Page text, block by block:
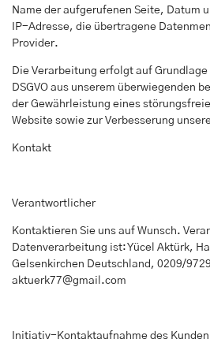
Name der aufgerufenen Seite, Datum
IP-Adresse, die übertragene
Provider.
Die Verarbeitung erfolgt auf
DSGVO aus unserem überwiegenden
der Gewährleistung eines
Website sowie zur Verbesserung
Kontakt
Verantwortlicher
Kontaktieren Sie uns auf Wunsch.
Datenverarbeitung ist: Yücel Aktürk,
Gelsenkirchen Deutschland, 0209/
aktuerk77@gmail.com
Initiativ-Kontaktaufnahme des Kunden